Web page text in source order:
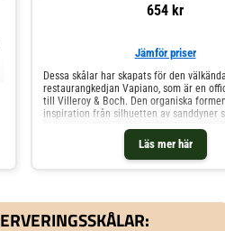
654 kr
Läs mer här
Jämför priser
Dessa skålar har skapats för den välkända
restaurangkedjan Vapiano, som är en
till Villeroy & Boch. Den organiska
inspiration från silhuetten av sanddyner
premiumporslin och tål både diskmaskin
mikrovågsugn – perfekt för dagligt
ingår det: 2 Soppskålar, 0,7 L 2